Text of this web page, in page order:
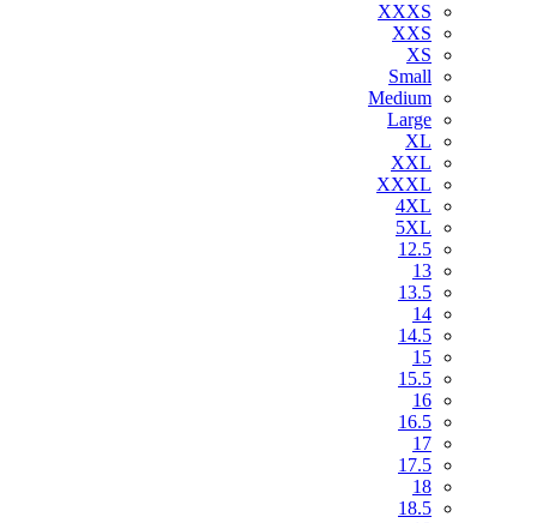
XXXS
XXS
XS
Small
Medium
Large
XL
XXL
XXXL
4XL
5XL
12.5
13
13.5
14
14.5
15
15.5
16
16.5
17
17.5
18
18.5